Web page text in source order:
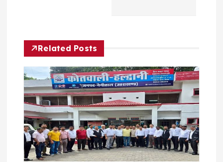
v
g
a
t
Related Posts